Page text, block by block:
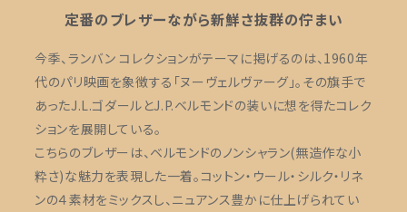
定番のブレザーながら新鮮さ抜群の佇まい
今季、ランバン コレクションがテーマに掲げるのは、1960年
代のパリ映画を象徴する「ヌーヴェルヴァーグ」。その旗手で
あったJ.L.ゴダールとJ.P.ベルモンドの装いに想を得たコレク
ションを展開している。
こちらのブレザーは、ベルモンドのノンシャラン(無造作な小
粋さ)な魅力を表現した一着。コットン・ウール・シルク・リネ
ンの４素材をミックスし、ニュアンス豊かに仕上げられてい